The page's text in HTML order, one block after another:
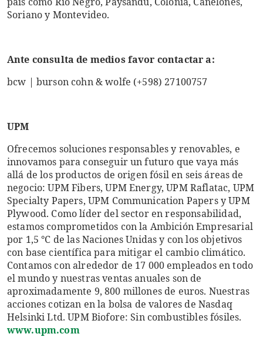
Soriano y Montevideo.
Ante consulta de medios favor contactar a:
bcw | burson cohn & wolfe (+598) 27100757
UPM
Ofrecemos soluciones responsables y renovables, e
innovamos para conseguir un futuro que vaya más
allá de los productos de origen fósil en seis áreas de
negocio: UPM Fibers, UPM Energy, UPM Raflatac, UPM
Specialty Papers, UPM Communication Papers y UPM
Plywood. Como líder del sector en responsabilidad,
estamos comprometidos con la Ambición Empresarial
por 1,5 °C de las Naciones Unidas y con los objetivos
con base científica para mitigar el cambio climático.
Contamos con alrededor de 17 000 empleados en todo
el mundo y nuestras ventas anuales son de
aproximadamente 9, 800 millones de euros. Nuestras
acciones cotizan en la bolsa de valores de Nasdaq
Helsinki Ltd. UPM Biofore: Sin combustibles fósiles.
www.upm.com